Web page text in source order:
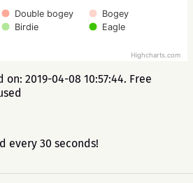
Double bogey
Bogey
Birdie
Eagle
Highcharts.com
2019-04-08 10:57:44. Free
every 30 seconds!